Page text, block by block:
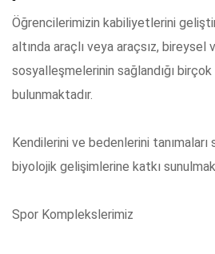
Öğrencilerimizin kabiliyetlerini
altında araçlı veya araçsız, bireysel
sosyalleşmelerinin sağlandığı
bulunmaktadır.
Kendilerini ve bedenlerini
biyolojik gelişimlerine katkı
Spor Komplekslerimiz